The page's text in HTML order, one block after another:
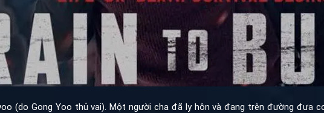
(do Gong Yoo thủ vai). Một người cha đã ly hôn và đang trên đường đưa